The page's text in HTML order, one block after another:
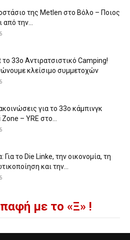
της Metlen στο Βόλο – Ποιος
από την...
το 33ο Αντιρατσιστικό Camping!
κλείσιμο συμμετοχών
για το 33ο κάμπινγκ
– YRE στο...
Για το Die Linke, την οικονομία, τη
και την...
με το «Ξ» !